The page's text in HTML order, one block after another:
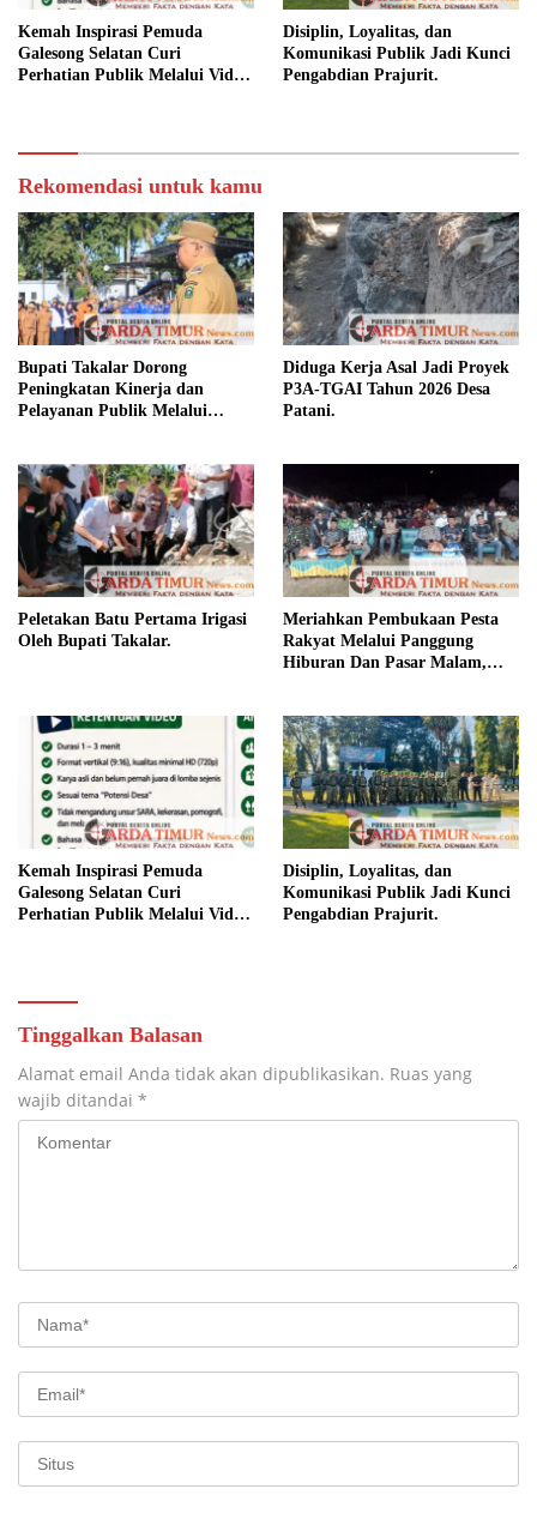
Kemah Inspirasi Pemuda
Galesong Selatan Curi
Perhatian Publik Melalui Video
Disiplin, Loyalitas, dan
Komunikasi Publik Jadi Kunci
Pengabdian Prajurit.
Rekomendasi untuk kamu
Bupati Takalar Dorong
Peningkatan Kinerja dan
Pelayanan Publik Melalui
Diduga Kerja Asal Jadi Proyek
P3A-TGAI Tahun 2026 Desa
Patani.
Peletakan Batu Pertama Irigasi
Oleh Bupati Takalar.
Meriahkan Pembukaan Pesta
Rakyat Melalui Panggung
Hiburan Dan Pasar Malam,
Kemah Inspirasi Pemuda
Galesong Selatan Curi
Perhatian Publik Melalui Video
Disiplin, Loyalitas, dan
Komunikasi Publik Jadi Kunci
Pengabdian Prajurit.
Tinggalkan Balasan
Alamat email Anda tidak akan dipublikasikan. Ruas yang
wajib ditandai *